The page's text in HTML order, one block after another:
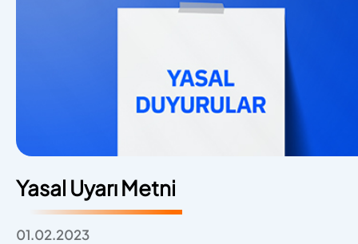
Yasal Uyarı Metni
01.02.2023